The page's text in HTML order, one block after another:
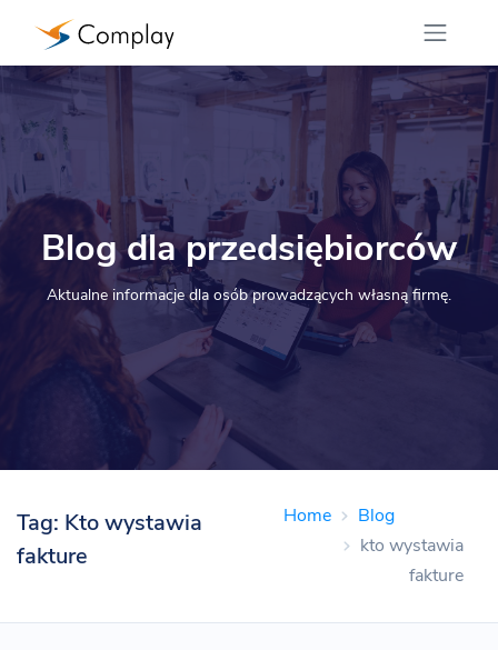
Blogdla przedsiębiorców
Aktualne informacje dla osób prowadzących własną firmę.
Tag: Kto wystawia
fakture
Home
Blog
kto wystawia
fakture